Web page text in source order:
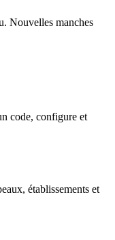
Nouvelles manches
code, configure et
établissements et